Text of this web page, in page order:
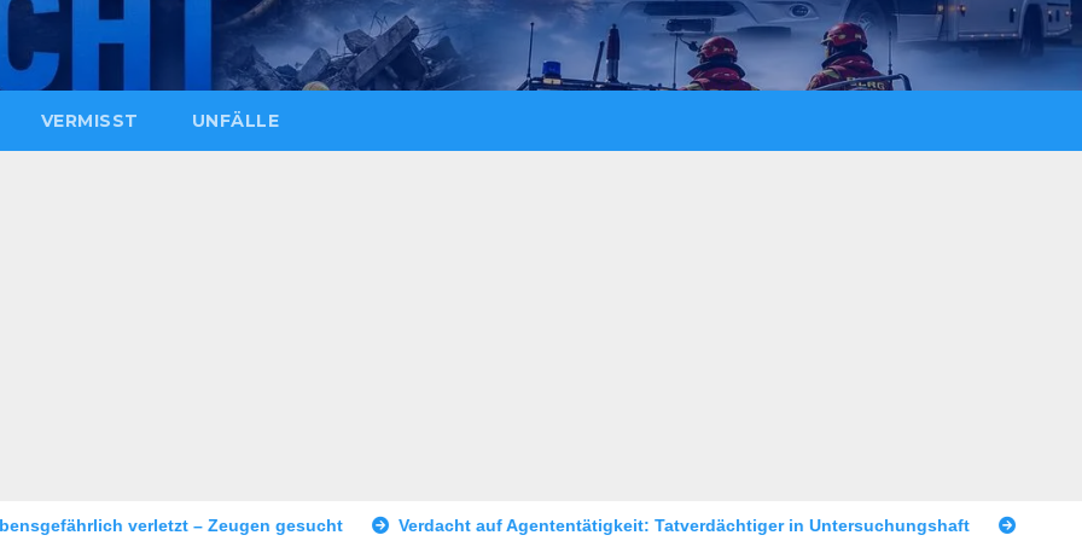
VERMISST UNFÄLLE
gesucht Verdacht auf Agententätigkeit: Tatverdächtiger in Untersuchungshaft Raubüberfall im